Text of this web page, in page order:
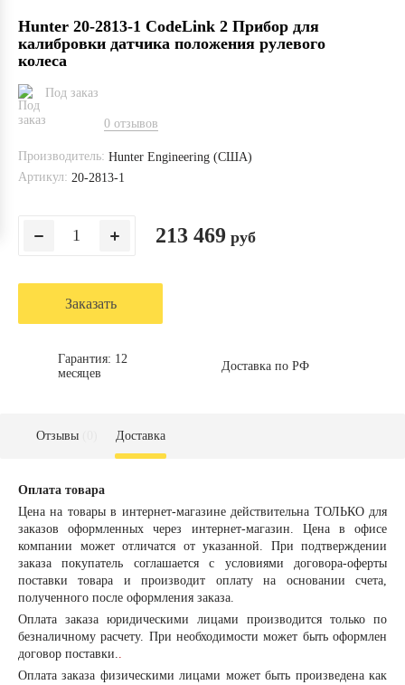
Hunter 20-2813-1 CodeLink 2 Прибор для
калибровки датчика положения рулевого
колеса
Под заказ
0 отзывов
Производитель: Hunter Engineering (США)
Артикул: 20-2813-1
213 469 руб
Заказать
Гарантия: 12
месяцев
Доставка по РФ
Отзывы Доставка
Оплата товара
Цена на товары в интернет-магазине действительна ТОЛЬКО для
заказов оформленных через интернет-магазин. Цена в офисе
компании может отличатся от указанной. При подтверждении
заказа покупатель соглашается с условиями договора-оферты
поставки товара и производит оплату на основании счета,
полученного после оформления заказа.
Оплата заказа юридическими лицами производится только по
безналичному расчету. При необходимости может быть оформлен
договор поставки..
Оплата заказа физическими лицами может быть произведена как